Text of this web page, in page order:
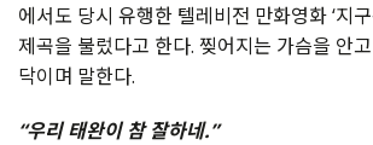
에서도 당시 유행한 텔레비전 만화영화 ‘지
제곡을 불렀다고 한다. 찢어지는 가슴을 안
닥이며 말한다.
“우리 태완이 참 잘하네.”